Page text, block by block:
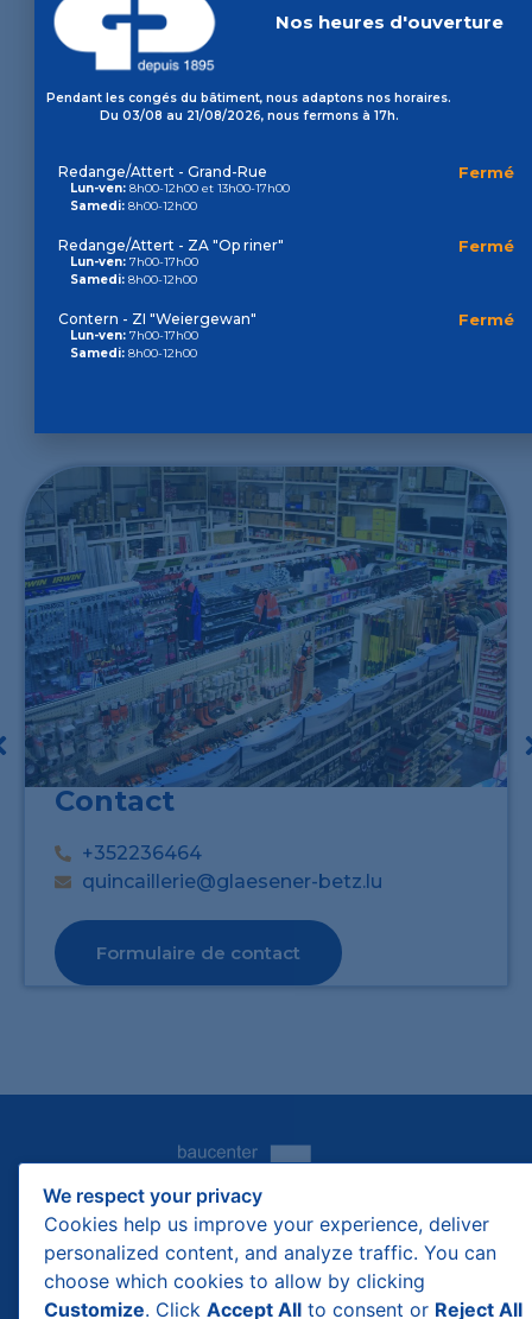
Contact
+352236464
quincaillerie@glaesener-betz.lu
Formulaire de contact
We respect your privacy
Cookies help us improve your experience, deliver
personalized content, and analyze traffic. You can
choose which cookies to allow by clicking
Customize. Click Accept All to consent or Reject All
Nos heures d'ouverture
Pendant les congés du bâtiment, nous adaptons nos horaires.
Du 03/08 au 21/08/2026, nous fermons à 17h.
Redange/Attert - Grand-Rue
Lun-ven: 8h00-12h00 et 13h00-17h00
Samedi: 8h00-12h00
Fermé
Redange/Attert - ZA "Op riner"
Lun-ven: 7h00-17h00
Samedi: 8h00-12h00
Fermé
Contern - ZI "Weiergewan"
Lun-ven: 7h00-17h00
Samedi: 8h00-12h00
Fermé